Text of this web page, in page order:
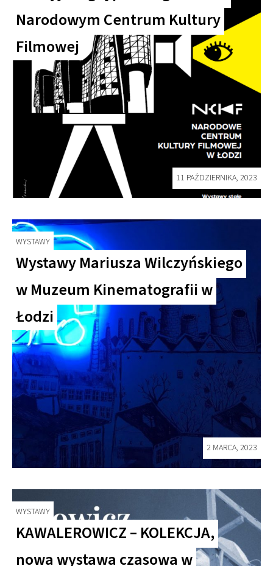
Narodowym Centrum Kultury
Filmowej
11 PAŹDZIERNIKA, 2023
WYSTAWY
Wystawy Mariusza Wilczyńskiego
w Muzeum Kinematografii w
Łodzi
2 MARCA, 2023
WYSTAWY
KAWALEROWICZ – KOLEKCJA,
nowa wystawa czasowa w